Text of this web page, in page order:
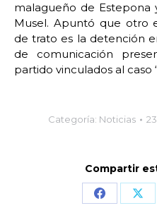
malagueño de
Musel. Apuntó que otro
de trato es la detención
de comunicación
partido vinculados al caso
Categoría: Noticias
Compartir
Share